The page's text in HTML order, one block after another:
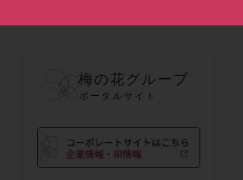
梅の花グループ
ポータルサイト